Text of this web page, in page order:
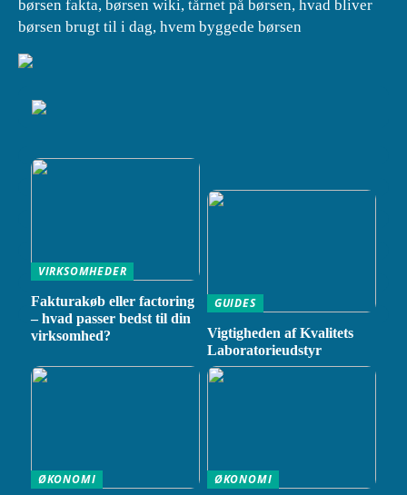
børsen fakta, børsen wiki, tårnet på børsen, hvad bliver
børsen brugt til i dag, hvem byggede børsen
VIRKSOMHEDER
Fakturakøb eller factoring
– hvad passer bedst til din
virksomhed?
GUIDES
Vigtigheden af Kvalitets
Laboratorieudstyr
ØKONOMI
ØKONOMI